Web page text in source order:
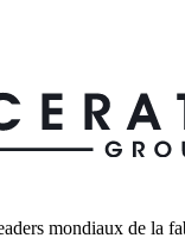
mondiaux de la